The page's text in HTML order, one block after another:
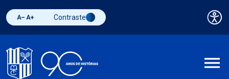
Diminuir fonte
Aumentar fonteAlternar contraste
Contraste